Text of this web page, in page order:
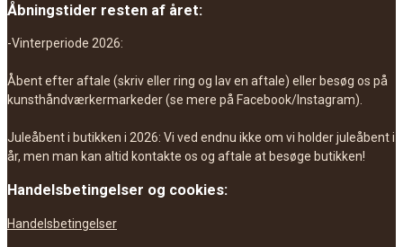
Åbningstider resten af året:
-Vinterperiode 2026:
Åbent efter aftale (skriv eller ring og lav en aftale) eller besøg os på
kunsthåndværkermarkeder (se mere på Facebook/Instagram).
Juleåbent i butikken i 2026: Vi ved endnu ikke om vi holder juleåbent i
år, men man kan altid kontakte os og aftale at besøge butikken!
Handelsbetingelser og cookies:
Handelsbetingelser